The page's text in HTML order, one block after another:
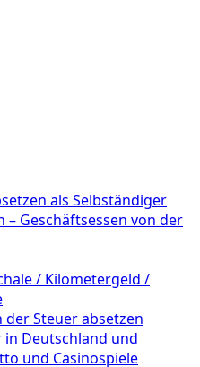
als Selbständiger
Geschäftsessen von der
/ Kilometergeld /
der Steuer absetzen
in Deutschland und
und Casinospiele